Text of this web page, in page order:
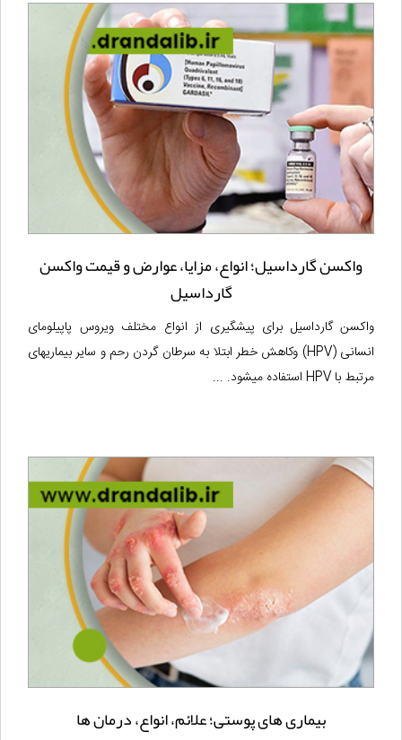
واکسن گارداسیل؛ انواع، مزایا، عوارض و قیمت واکسن
گارداسیل
واکسن گارداسیل برای پیشگیری از انواع مختلف ویروس پاپیلومای
انسانی (HPV) وکاهش خطر ابتلا به سرطان گردن رحم و سایر بیماریهای
مرتبط با HPV استفاده میشود. ...
بیماری های پوستی؛ علائم، انواع، درمان ها